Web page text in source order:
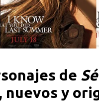
de
nuevos y